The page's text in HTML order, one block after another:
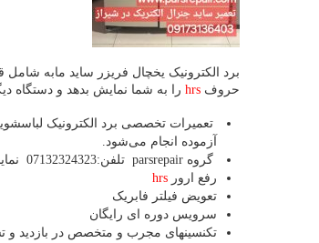
برد الکترونیک یخچال فریزر ساید مابه
حروف hrs را به شما نمایش بدهد و دستگاه
تعمیرات تخصصی برد الکترونیک
آزموده انجام می‌شود.
گروه parsrepair تلفن:07132324323 نمایندگی تعمیرات یخچال فریزر ساید بای ساید مابه mabe در شیراز
رفع ارور hrs
تعویض فیلتر فابریک
سرویس دوره ای رایگان
تکنسینهای مجرب و متخصص در بازدید